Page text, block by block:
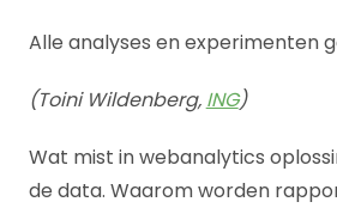
Alle analyses en experimenten
(Toini Wildenberg, ING)
Wat mist in webanalytics
de data. Waarom worden